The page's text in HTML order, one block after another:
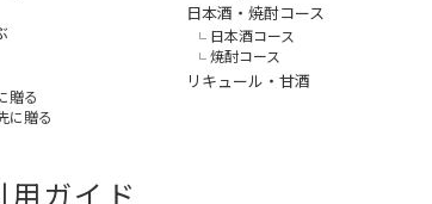
贈る
に贈る
日本酒・焼酎コース
日本酒コース
焼酎コース
リキュール・甘酒
用ガイド